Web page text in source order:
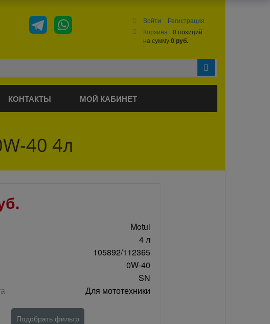
Войти
Регистрация
Корзина
0 позиций
на сумму0 руб.
КОНТАКТЫ МОЙ КАБИНЕТ
40 4л
Motul
4 л
105892/112365
0W-40
SN
Для мототехники
Подобрать фильтр